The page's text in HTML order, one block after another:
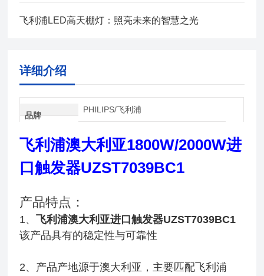
飞利浦LED高天棚灯：照亮未来的智慧之光
详细介绍
品牌
PHILIPS/飞利浦
飞利浦澳大利亚1800W/2000W进
口触发器UZST7039BC1
产品特点：
1、飞利浦澳大利亚进口触发器UZST7039BC1
该产品具有的稳定性与可靠性
2、产品产地源于澳大利亚，主要匹配飞利浦